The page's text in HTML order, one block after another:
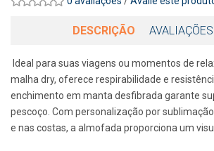
DESCRIÇÃO
Ideal para suas viagens ou momentos de
malha dry, oferece respirabilidade e
enchimento em manta desfibrada garante
pescoço. Com personalização por
e nas costas, a almofada proporciona um